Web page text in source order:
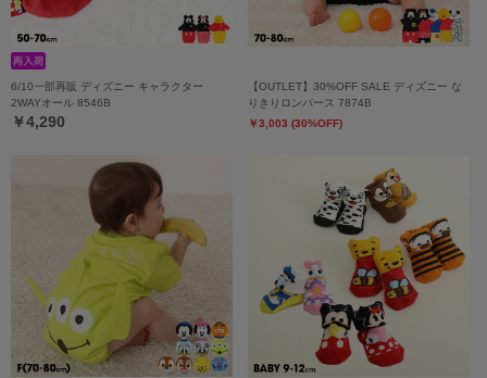
6/10一部再販 ディズニー キャラクター
2WAYオール 8546B
￥4,290
【OUTLET】30%OFF SALE ディズニー な
りきりロンパース 7874B
￥3,003 (30%OFF)